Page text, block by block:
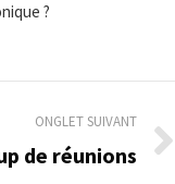
?
ONGLET SUIVANT
de réunions